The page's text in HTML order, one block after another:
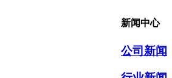
新闻中心
公司新闻